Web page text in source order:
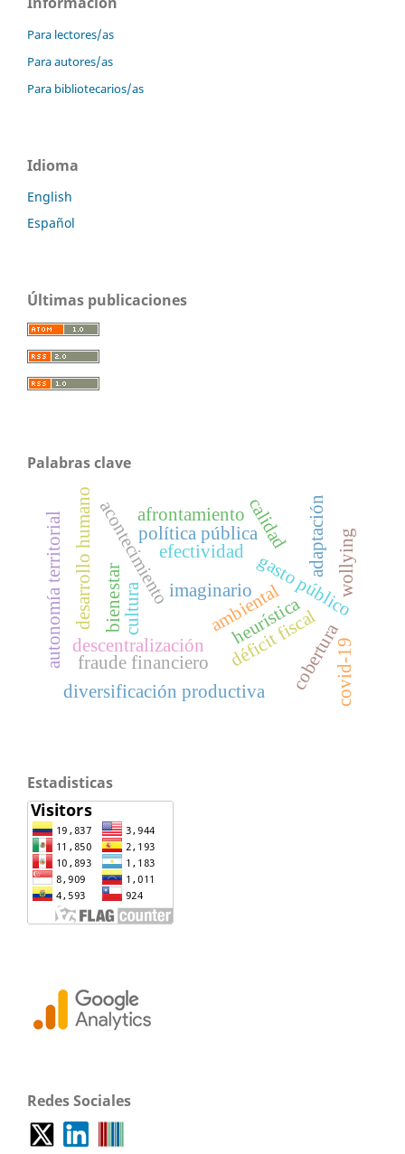
Para lectores/as
Para autores/as
Para bibliotecarios/as
Idioma
English
Español
Últimas publicaciones
Palabras clave
cultura imaginario
acontecimiento
heurística
ambiental
descentralización
autonomía territorial déficit fiscal
gasto público
política públicacalidad
cobertura
bienestar
diversificación productiva
fraude financiero
afrontamiento adaptación
covid-19
desarrollo humano wollying
efectividad
Estadisticas
Redes Sociales